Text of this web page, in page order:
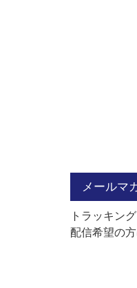
メールマ
トラッキン
配信希望の